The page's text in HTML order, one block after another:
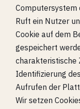
Computersystem
Ruft ein Nutzer
Cookie auf dem
gespeichert
charakteristische
Identifizierung
Aufrufen der
Wir setzen